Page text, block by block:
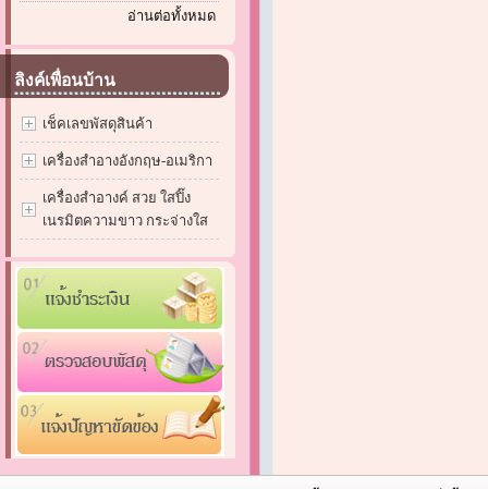
อ่านต่อทั้งหมด
ลิงค์เพื่อนบ้าน
เช็คเลขพัสดุสินค้า
เครื่องสำอางอังกฤษ-อเมริกา
เครื่องสำอางค์ สวย ใสปิ๊ง
เนรมิตความขาว กระจ่างใส